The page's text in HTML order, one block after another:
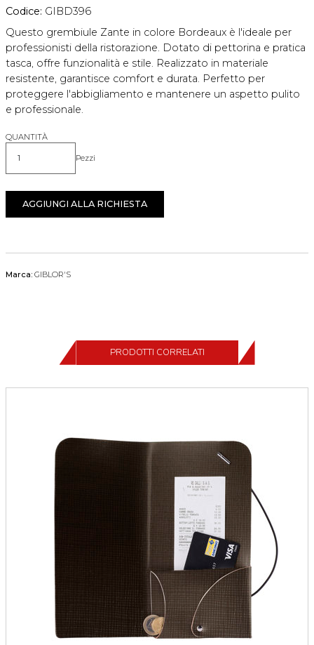
Codice: GIBD396
Questo grembiule Zante in colore Bordeaux è l'ideale per
professionisti della ristorazione. Dotato di pettorina e pratica
tasca, offre funzionalità e stile. Realizzato in materiale
resistente, garantisce comfort e durata. Perfetto per
proteggere l'abbigliamento e mantenere un aspetto pulito
e professionale.
QUANTITÀ
Quantità Pezzi
AGGIUNGI ALLA RICHIESTA
Marca: GIBLOR'S
PRODOTTI CORRELATI